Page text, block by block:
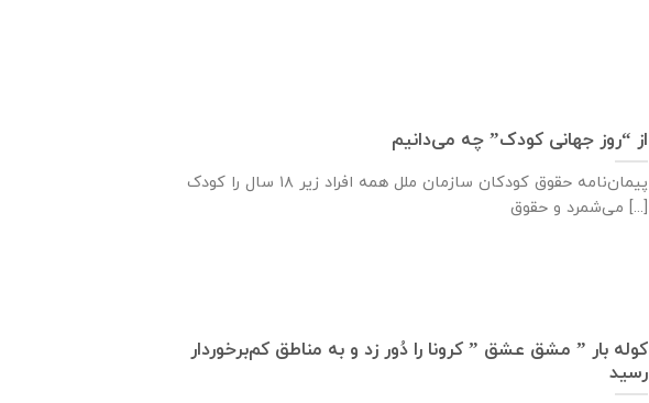
از “روز جهانی کودک” چه می‌دانیم
پیمان‌نامه‌ حقوق کودکان سازمان ملل همه‌ افراد زیر ۱۸ سال را کودک
می‌شمرد و حقوق [...]
کوله بار ” مشق عشق ” کرونا را دُور زد و به مناطق کم‌برخوردار
رسید